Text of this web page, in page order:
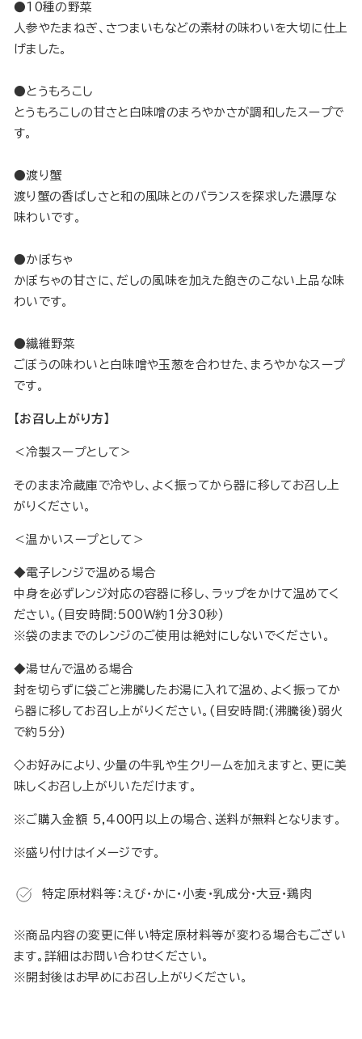
●10種の野菜
人参やたまねぎ、さつまいもなどの素材の味わいを大切に仕上
げました。
●とうもろこし
とうもろこしの甘さと白味噌のまろやかさが調和したスープで
す。
●渡り蟹
渡り蟹の香ばしさと和の風味とのバランスを探求した濃厚な
味わいです。
●かぼちゃ
かぼちゃの甘さに、だしの風味を加えた飽きのこない上品な味
わいです。
●繊維野菜
ごぼうの味わいと白味噌や玉葱を合わせた、まろやかなスープ
です。
【お召し上がり方】
＜冷製スープとして＞
そのまま冷蔵庫で冷やし、よく振ってから器に移してお召し上
がりください。
＜温かいスープとして＞
◆電子レンジで温める場合
中身を必ずレンジ対応の容器に移し、ラップをかけて温めてく
ださい。(目安時間:500W約1分30秒)
※袋のままでのレンジのご使用は絶対にしないでください。
◆湯せんで温める場合
封を切らずに袋ごと沸騰したお湯に入れて温め、よく振ってか
ら器に移してお召し上がりください。(目安時間:(沸騰後)弱火
で約5分)
◇お好みにより、少量の牛乳や生クリームを加えますと、更に美
味しくお召し上がりいただけます。
※ご購入金額 5,400円以上の場合、送料が無料となります。
※盛り付けはイメージです。
特定原材料等：えび・かに・小麦・乳成分・大豆・鶏肉
※商品内容の変更に伴い特定原材料等が変わる場合もござい
ます。詳細はお問い合わせください。
※開封後はお早めにお召し上がりください。